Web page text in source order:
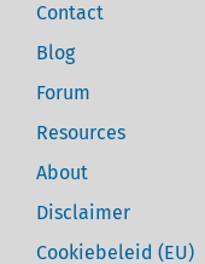
Contact
Blog
Forum
Resources
About
Disclaimer
Cookiebeleid (EU)